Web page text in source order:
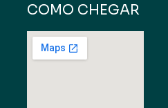
COMO CHEGAR